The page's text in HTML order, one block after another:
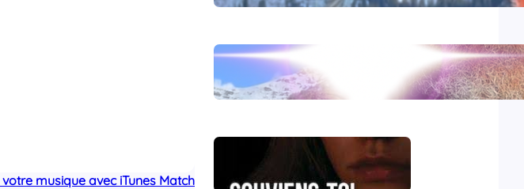
musique avec iTunes Match
L’hydroxychloroquine
Souviens-toi, Sydney